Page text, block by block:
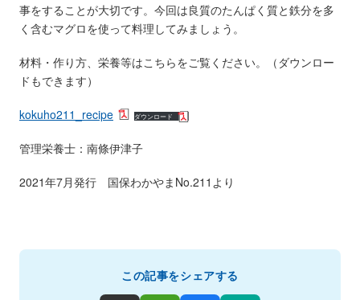
事をすることが大切です。今回は良質のたんぱく質と鉄分を多
く含むマグロを使って料理してみましょう。
材料・作り方、栄養等はこちらをご覧ください。（ダウンロー
ドもできます）
kokuho211_recipe ダウンロード
管理栄養士：南條伊津子
2021年7月発行 国保わかやまNo.211より
この記事をシェアする